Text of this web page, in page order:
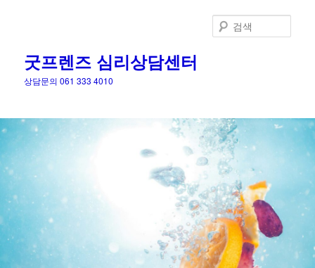
굿프렌즈 심리상담센터
상담문의 061 333 4010
색